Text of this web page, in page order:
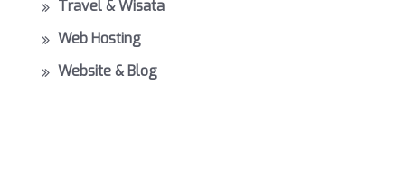
Travel & Wisata
Web Hosting
Website & Blog